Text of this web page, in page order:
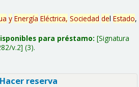
y Energía Eléctrica, Sociedad del Estado,
para préstamo: Signatura
v.2 (3).
reserva